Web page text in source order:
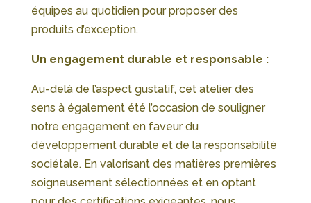
équipes au quotidien pour proposer des
produits d’exception.
Un engagement durable et responsable :
Au-delà de l’aspect gustatif, cet atelier des
sens à également été l’occasion de souligner
notre engagement en faveur du
développement durable et de la responsabilité
sociétale. En valorisant des matières premières
soigneusement sélectionnées et en optant